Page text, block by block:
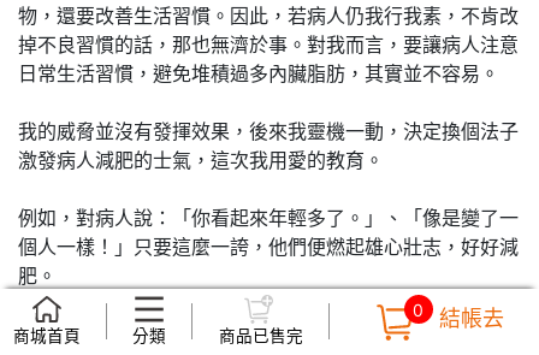
物，還要改善生活習慣。因此，若病人仍我行我素，不肯改
掉不良習慣的話，那也無濟於事。對我而言，要讓病人注意
日常生活習慣，避免堆積過多內臟脂肪，其實並不容易。
我的威脅並沒有發揮效果，後來我靈機一動，決定換個法子
激發病人減肥的士氣，這次我用愛的教育。
例如，對病人說：「你看起來年輕多了。」、「像是變了一
個人一樣！」只要這麼一誇，他們便燃起雄心壯志，好好減
肥。
近年來，我的診所幫不少病患克服代謝症候群。他們甩掉肥
商城首頁 分類 商品已售完
0 結帳去